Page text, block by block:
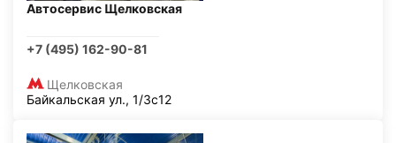
Автосервис Щелковская
+7 (495) 162-90-81
Щелковская
Байкальская ул., 1/3с12